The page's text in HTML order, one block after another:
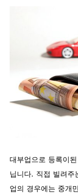
대부업으로 등록이
닙니다. 직접 빌려주
업의 경우에는 중개